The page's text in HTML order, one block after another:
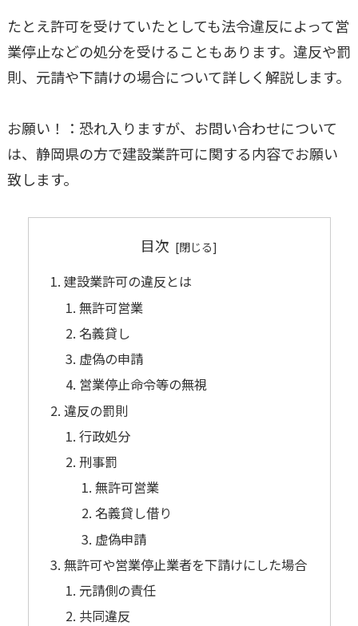
たとえ許可を受けていたとしても法令違反によって営
業停止などの処分を受けることもあります。違反や罰
則、元請や下請けの場合について詳しく解説します。
お願い！：恐れ入りますが、お問い合わせについて
は、静岡県の方で建設業許可に関する内容でお願い
致します。
目次
建設業許可の違反とは
無許可営業
名義貸し
虚偽の申請
営業停止命令等の無視
違反の罰則
行政処分
刑事罰
無許可営業
名義貸し借り
虚偽申請
無許可や営業停止業者を下請けにした場合
元請側の責任
共同違反